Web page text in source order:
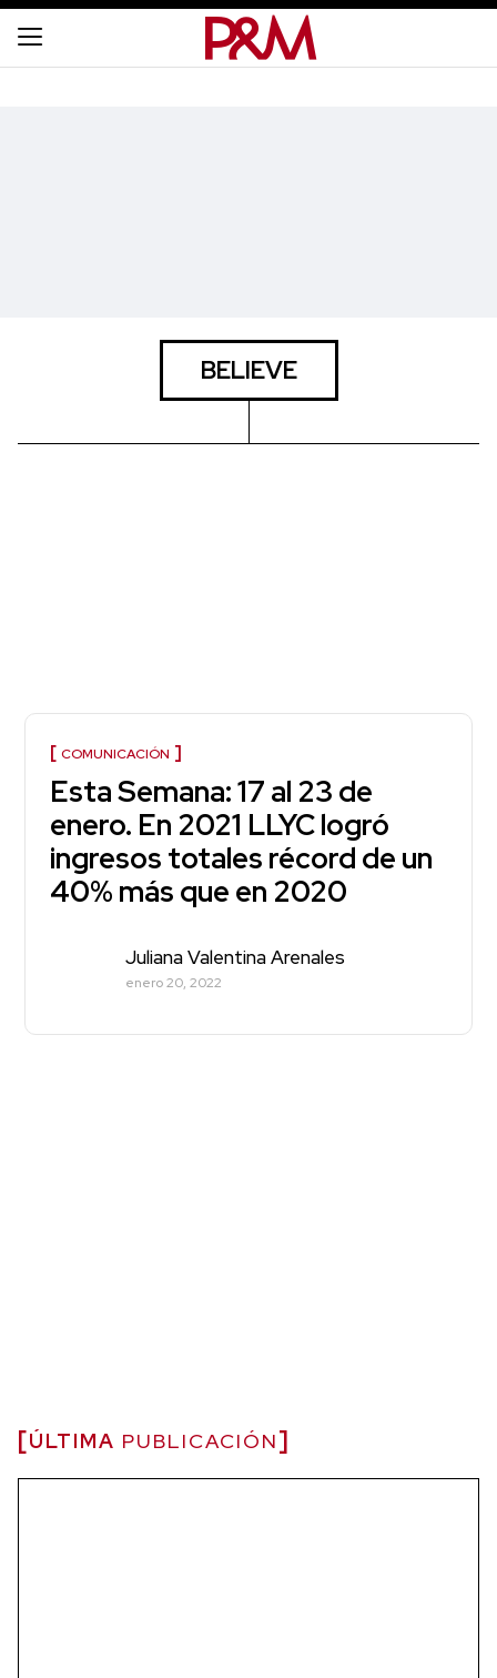
BELIEVE
COMUNICACIÓN
Esta Semana: 17 al 23 de
enero. En 2021 LLYC logró
ingresos totales récord de un
40% más que en 2020
Juliana Valentina Arenales
enero 20, 2022
ÚLTIMA PUBLICACIÓN